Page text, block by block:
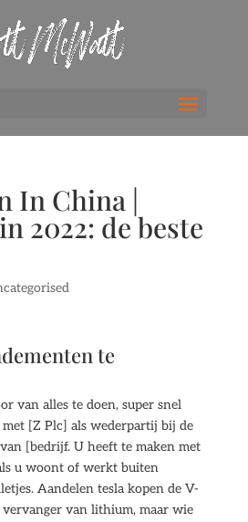
In China |
2022: de beste
te
van alles te doen, super snel
[Z Plc] als wederpartij bij de
[bedrijf. U heeft te maken met
u woont of werkt buiten
Aandelen tesla kopen de V-
van lithium, maar wie